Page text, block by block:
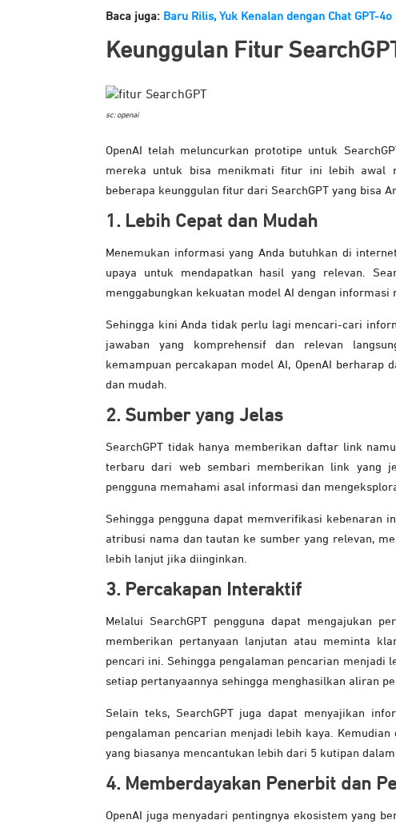
Baca juga: Baru Rilis, Yuk Kenalan dengan Chat GPT-
Keunggulan Fitur
sc: openai
OpenAI telah meluncurkan prototipe untuk
mereka untuk bisa menikmati fitur ini lebih awal
beberapa keunggulan fitur dari SearchGPT yang bisa
1. Lebih Cepat dan Mudah
Menemukan informasi yang Anda butuhkan di
upaya untuk mendapatkan hasil yang relevan.
menggabungkan kekuatan model AI dengan informasi
Sehingga kini Anda tidak perlu lagi mencari-cari
jawaban yang komprehensif dan relevan
kemampuan percakapan model AI, OpenAI berharap
dan mudah.
2. Sumber yang Jelas
SearchGPT tidak hanya memberikan daftar link
terbaru dari web sembari memberikan link yang
pengguna memahami asal informasi dan
Sehingga pengguna dapat memverifikasi kebenaran
atribusi nama dan tautan ke sumber yang relevan,
lebih lanjut jika diinginkan.
3. Percakapan Interaktif
Melalui SearchGPT pengguna dapat mengajukan
memberikan pertanyaan lanjutan atau meminta
pencari ini. Sehingga pengalaman pencarian menjadi
setiap pertanyaannya sehingga menghasilkan aliran
Selain teks, SearchGPT juga dapat menyajikan
pengalaman pencarian menjadi lebih kaya.
yang biasanya mencantukan lebih dari 5 kutipan
4. Memberdayakan Penerbit dan
OpenAI juga menyadari pentingnya ekosistem yang